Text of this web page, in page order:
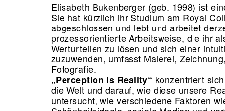
Elisabeth Bukenberger (geb. 1998) ist
Sie hat kürzlich ihr Studium am Royal
abgeschlossen und lebt und arbeitet
prozessorientierte Arbeitsweise, die ihr
Werturteilen zu lösen und sich einer
zuzuwenden, umfasst Malerei,
Fotografie.
„Perception is Reality“ konzentriert
die Welt und darauf, wie diese unsere
untersucht, wie verschiedene Faktoren